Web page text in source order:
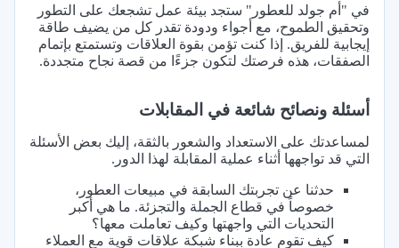
في "أم جولد للعطور" ستجد بيئة عمل تشجعك على التطور
وتحقيق الطموح، مع أجواء ودودة تقدر كل من يضيف طاقة
إيجابية للفريق. إذا كنت تؤمن بقوة العلاقات وتستمتع بإتمام
الصفقات، هذه فرصتك لتكون جزءًا من قصة نجاح متجددة.
أسئلة ونصائح شائعة في المقابلات
لمساعدتك على الاستعداد والشعور بالثقة، إليك بعض الأسئلة
التي قد تواجهها أثناء عملية المقابلة لهذا الدور.
حدثنا عن تجربتك السابقة في مبيعات العطور،
خصوصاً في قطاع الجملة والتجزئة. ما هي أكبر
التحديات التي واجهتها وكيف تعاملت معها؟
كيف تقوم عادة ببناء شبكة علاقات قوية مع العملاء